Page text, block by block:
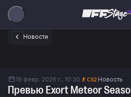
Новости
19 февр. 2026 г., 10:30 CS2 Новость
Превью Exort Meteor